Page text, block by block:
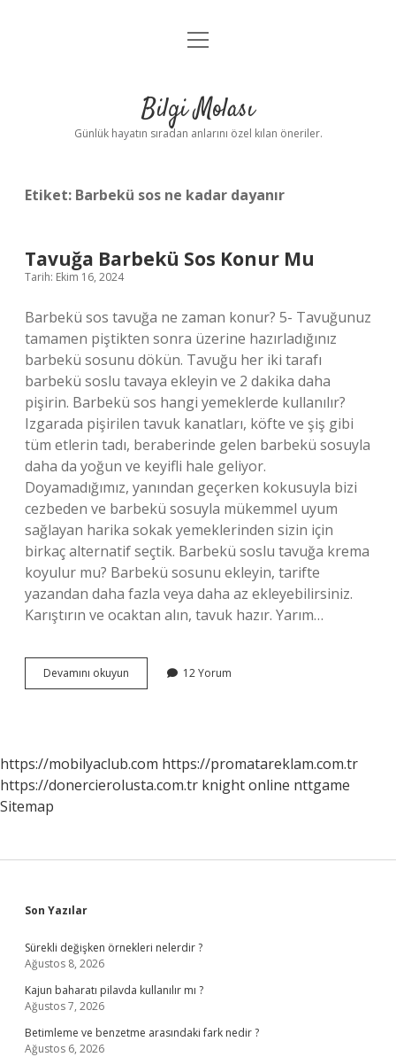
Anasayfa
Yasal Uyarı
menüyü
Bilgi Molası
Günlük hayatın sıradan anlarını özel kılan öneriler.
Etiket: Barbekü sos ne kadar dayanır
Tavuğa Barbekü Sos Konur Mu
Tarih: Ekim 16, 2024
Barbekü sos tavuğa ne zaman konur? 5- Tavuğunuz
tamamen piştikten sonra üzerine hazırladığınız
barbekü sosunu dökün. Tavuğu her iki tarafı
barbekü soslu tavaya ekleyin ve 2 dakika daha
pişirin. Barbekü sos hangi yemeklerde kullanılır?
Izgarada pişirilen tavuk kanatları, köfte ve şiş gibi
tüm etlerin tadı, beraberinde gelen barbekü sosuyla
daha da yoğun ve keyifli hale geliyor.
Doyamadığımız, yanından geçerken kokusuyla bizi
cezbeden ve barbekü sosuyla mükemmel uyum
sağlayan harika sokak yemeklerinden sizin için
birkaç alternatif seçtik. Barbekü soslu tavuğa krema
koyulur mu? Barbekü sosunu ekleyin, tarifte
yazandan daha fazla veya daha az ekleyebilirsiniz.
Karıştırın ve ocaktan alın, tavuk hazır. Yarım…
Devamını okuyun
Barbekü
12 Yorum
https://mobilyaclub.com https://promatareklam.com.tr
https://donercierolusta.com.tr knight online nttgame
Sitemap
Sidebar
Son Yazılar
Sürekli değişken örnekleri nelerdir ?
Ağustos 8, 2026
Kajun baharatı pilavda kullanılır mı ?
Ağustos 7, 2026
Betimleme ve benzetme arasındaki fark nedir ?
Ağustos 6, 2026